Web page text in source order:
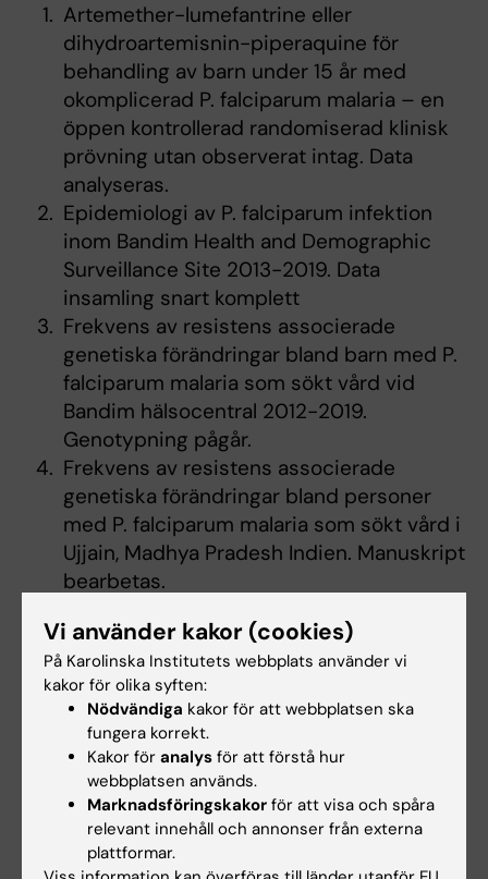
Artemether-lumefantrine eller
dihydroartemisnin-piperaquine för
behandling av barn under 15 år med
okomplicerad P. falciparum malaria – en
öppen kontrollerad randomiserad klinisk
prövning utan observerat intag. Data
analyseras.
Epidemiologi av P. falciparum infektion
inom Bandim Health and Demographic
Surveillance Site 2013-2019. Data
insamling snart komplett
Frekvens av resistens associerade
genetiska förändringar bland barn med P.
falciparum malaria som sökt vård vid
Bandim hälsocentral 2012-2019.
Genotypning pågår.
Frekvens av resistens associerade
genetiska förändringar bland personer
med P. falciparum malaria som sökt vård i
Ujjain, Madhya Pradesh Indien. Manuskript
bearbetas.
resistensanlag för klorokin överlever höga
doser klorokin genom att gå i dvala men
elimineras på ett tidsberoende sätt.
Manuskript bearbetas.
Giardia intestinalis
En epidemiologisk kartläggning av
förekomsten av nitroimidazolresistent
Vi använder kakor (cookies)
På Karolinska Institutets webbplats använder vi
kakor för olika syften:
Nödvändiga kakor för att webbplatsen ska
fungera korrekt.
Kakor för analys för att förstå hur
webbplatsen används.
Marknadsföringskakor för att visa och spåra
relevant innehåll och annonser från externa
plattformar.